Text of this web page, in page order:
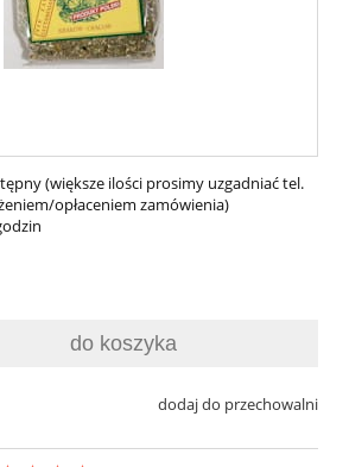
(większe ilości prosimy uzgadniać tel.
opłaceniem zamówienia)
do koszyka
dodaj do przechowalni